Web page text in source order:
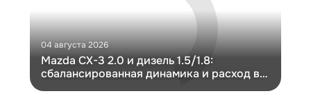
04 августа 2026
Mazda CX-3 2.0 и дизель 1.5/1.8:
сбалансированная динамика и расход в